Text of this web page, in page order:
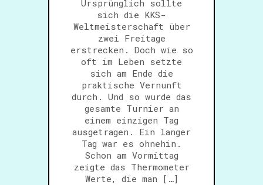
Ursprünglich sollte
sich die KKS-
Weltmeisterschaft über
zwei Freitage
erstrecken. Doch wie so
oft im Leben setzte
sich am Ende die
praktische Vernunft
durch. Und so wurde das
gesamte Turnier an
einem einzigen Tag
ausgetragen. Ein langer
Tag war es ohnehin.
Schon am Vormittag
zeigte das Thermometer
Werte, die man […]